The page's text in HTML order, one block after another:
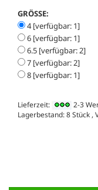
GRÖSSE:
4 [verfügbar: 1]
6 [verfügbar: 1]
6.5 [verfügbar: 2]
7 [verfügbar: 2]
8 [verfügbar: 1]
Lieferzeit: 2-3
Lagerbestand: 8 Stück ,